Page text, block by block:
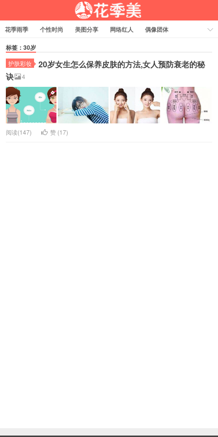
花季雨季 个性时尚 美图分享 网络红人
偶像团体
福利资源
标签：30岁
护肤彩妆
20岁女生怎么保养皮肤的方法,女人预防衰老的秘
诀
4
阅读(147) 赞 (17)